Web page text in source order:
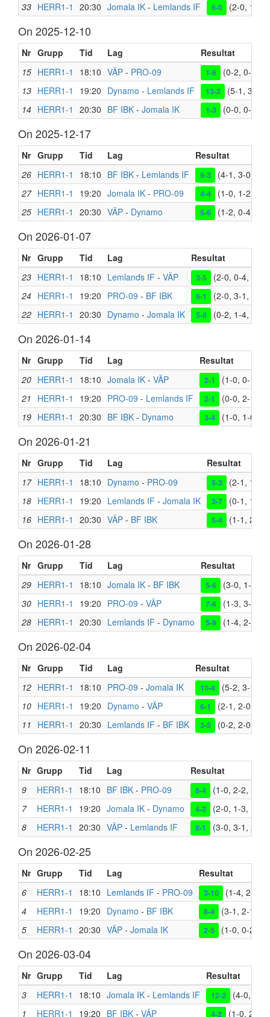
33 HERR1-1 20:30 Jomala IK - Lemlands IF 6-0 (2-0, 1-0,
On 2025-12-10
Nr Grupp Tid Lag
Resultat
15 HERR1-1 18:10 VÄP - PRO-09 1-6
(0-2, 0-2,
13 HERR1-1 19:20 Dynamo - Lemlands IF 13-2
(5-1, 3-0,
14 HERR1-1 20:30 BF IBK - Jomala IK 1-3 (0-0, 0-1,
On 2025-12-17
Nr Grupp Tid Lag
Resultat
26 HERR1-1 18:10 BF IBK - Lemlands IF 9-3
(4-1, 3-0, 2-
27 HERR1-1 19:20 Jomala IK - PRO-09 4-4
(1-0, 1-2, 2-
25 HERR1-1 20:30 VÄP - Dynamo 5-6 (1-2, 0-4, 4-
On 2026-01-07
Nr Grupp Tid Lag
Resultat
23 HERR1-1 18:10 Lemlands IF - VÄP 3-5
(2-0, 0-4, 1-1)
24 HERR1-1 19:20 PRO-09 - BF IBK 6-1
(2-0, 3-1, 1-0)
22 HERR1-1 20:30 Dynamo - Jomala IK 5-8 (0-2, 1-4, 4-2)
On 2026-01-14
Nr Grupp Tid Lag
Resultat
20 HERR1-1 18:10 Jomala IK - VÄP 2-1
(1-0, 0-1, 1-
21 HERR1-1 19:20 PRO-09 - Lemlands IF 2-1
(0-0, 2-1, 0-
19 HERR1-1 20:30 BF IBK - Dynamo 3-4 (1-0, 1-0, 1-
On 2026-01-21
Nr Grupp Tid Lag
Resultat
17 HERR1-1 18:10 Dynamo - PRO-09 5-3
(2-1, 1-1,
18 HERR1-1 19:20 Lemlands IF - Jomala IK 3-7
(0-1, 1-1,
16 HERR1-1 20:30 VÄP - BF IBK 5-4 (1-1, 2-0,
On 2026-01-28
Nr Grupp Tid Lag
Resultat
29 HERR1-1 18:10 Jomala IK - BF IBK 5-6
(3-0, 1-2,
30 HERR1-1 19:20 PRO-09 - VÄP 7-6
(1-3, 3-1,
28 HERR1-1 20:30 Lemlands IF - Dynamo 5-9 (1-4, 2-2,
On 2026-02-04
Nr Grupp Tid Lag
Resultat
12 HERR1-1 18:10 PRO-09 - Jomala IK 10-4
(5-2, 3-1, 2-
10 HERR1-1 19:20 Dynamo - VÄP 6-1
(2-1, 2-0, 2-
11 HERR1-1 20:30 Lemlands IF - BF IBK 3-5 (0-2, 2-0, 1-
On 2026-02-11
Nr Grupp Tid Lag
Resultat
9
HERR1-1 18:10 BF IBK - PRO-09 8-4
(1-0, 2-2, 5-2)
7
HERR1-1 19:20 Jomala IK - Dynamo 4-3
(2-0, 1-3, 1-0)
8
HERR1-1 20:30 VÄP - Lemlands IF 8-1 (3-0, 3-1, 2-0)
On 2026-02-25
Nr Grupp Tid Lag
Resultat
6
HERR1-1 18:10 Lemlands IF - PRO-09 3-10
(1-4, 2-2,
4
HERR1-1 19:20 Dynamo - BF IBK 8-4
(3-1, 2-1, 3-
5
HERR1-1 20:30 VÄP - Jomala IK 2-5 (1-0, 0-2, 1-
On 2026-03-04
Nr Grupp Tid Lag
Resultat
3
HERR1-1 18:10 Jomala IK - Lemlands IF 12-2
(4-0, 4-
1
HERR1-1 19:20 BF IBK - VÄP 4-2 (1-0, 2-1,